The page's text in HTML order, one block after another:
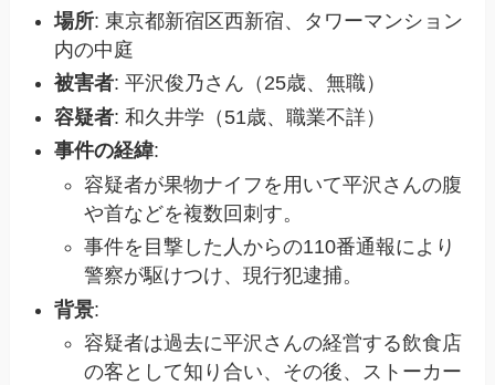
場所: 東京都新宿区西新宿、タワーマンション
内の中庭
被害者: 平沢俊乃さん（25歳、無職）
容疑者: 和久井学（51歳、職業不詳）
事件の経緯:
容疑者が果物ナイフを用いて平沢さんの腹
や首などを複数回刺す。
事件を目撃した人からの110番通報により
警察が駆けつけ、現行犯逮捕。
背景:
容疑者は過去に平沢さんの経営する飲食店
の客として知り合い、その後、ストーカー